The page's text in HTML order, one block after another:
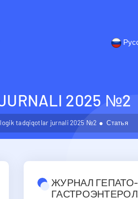
JURNALI 2025 №2
tadqiqotlar jurnali 2025 №2 Статья
ЖУРНАЛ ГЕПАТО-